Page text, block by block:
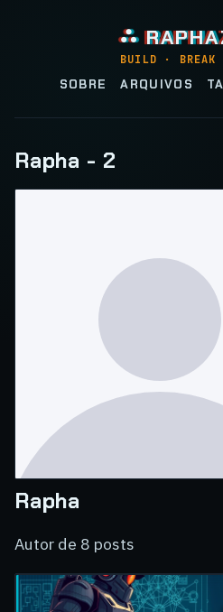
⛬
BUILD · BREAK
SOBRE ARQUIVOS
Rapha - 2
Rapha
Autor de 8 posts